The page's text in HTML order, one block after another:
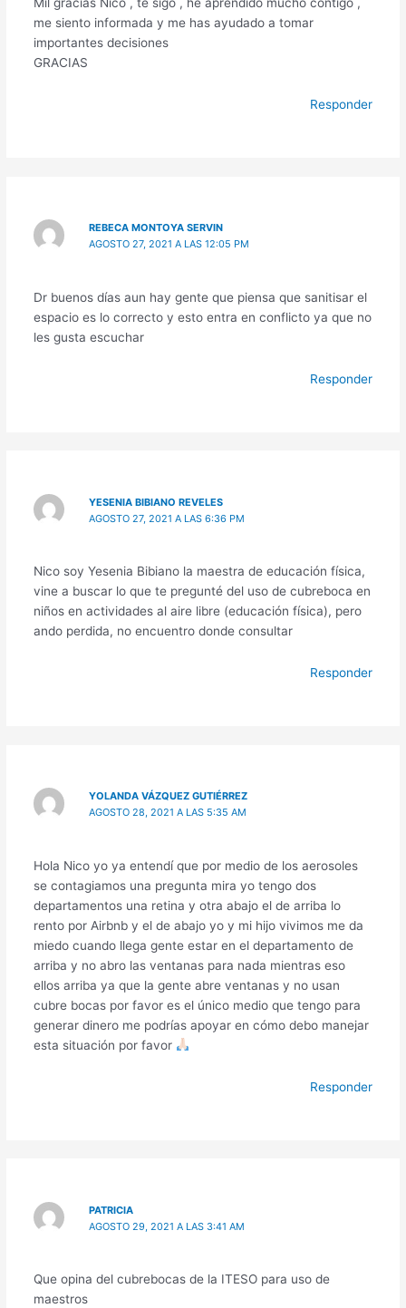
Mil gracias Nico , te sigo , he aprendido mucho contigo ,
me siento informada y me has ayudado a tomar
importantes decisiones
GRACIAS
Responder
REBECA MONTOYA SERVIN
AGOSTO 27, 2021 A LAS 12:05 PM
Dr buenos días aun hay gente que piensa que sanitisar el
espacio es lo correcto y esto entra en conflicto ya que no
les gusta escuchar
Responder
YESENIA BIBIANO REVELES
AGOSTO 27, 2021 A LAS 6:36 PM
Nico soy Yesenia Bibiano la maestra de educación física,
vine a buscar lo que te pregunté del uso de cubreboca en
niños en actividades al aire libre (educación física), pero
ando perdida, no encuentro donde consultar
Responder
YOLANDA VÁZQUEZ GUTIÉRREZ
AGOSTO 28, 2021 A LAS 5:35 AM
Hola Nico yo ya entendí que por medio de los aerosoles
se contagiamos una pregunta mira yo tengo dos
departamentos una retina y otra abajo el de arriba lo
rento por Airbnb y el de abajo yo y mi hijo vivimos me da
miedo cuando llega gente estar en el departamento de
arriba y no abro las ventanas para nada mientras eso
ellos arriba ya que la gente abre ventanas y no usan
cubre bocas por favor es el único medio que tengo para
generar dinero me podrías apoyar en cómo debo manejar
esta situación por favor
Responder
PATRICIA
AGOSTO 29, 2021 A LAS 3:41 AM
Que opina del cubrebocas de la ITESO para uso de
maestros